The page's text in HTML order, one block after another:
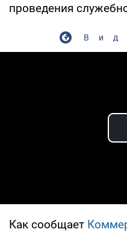
проведения
Как сообщает